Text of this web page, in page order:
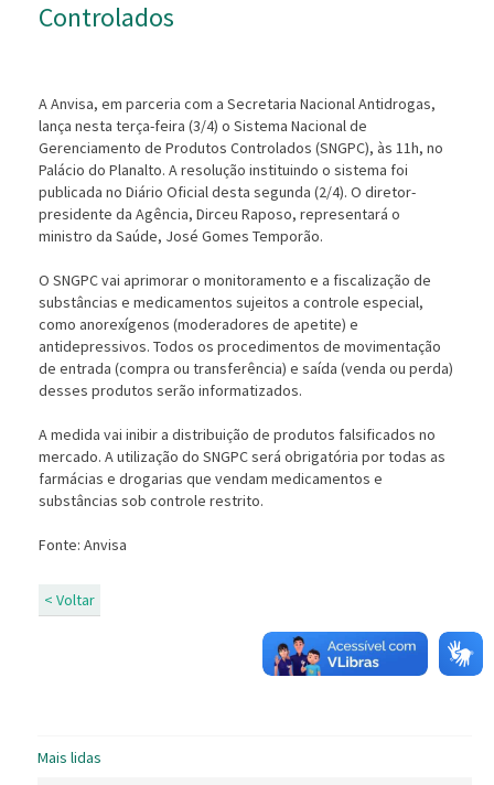
Controlados
A Anvisa, em parceria com a Secretaria Nacional Antidrogas,
lança nesta terça-feira (3/4) o Sistema Nacional de
Gerenciamento de Produtos Controlados (SNGPC), às 11h, no
Palácio do Planalto. A resolução instituindo o sistema foi
publicada no Diário Oficial desta segunda (2/4). O diretor-
presidente da Agência, Dirceu Raposo, representará o
ministro da Saúde, José Gomes Temporão.
O SNGPC vai aprimorar o monitoramento e a fiscalização de
substâncias e medicamentos sujeitos a controle especial,
como anorexígenos (moderadores de apetite) e
antidepressivos. Todos os procedimentos de movimentação
de entrada (compra ou transferência) e saída (venda ou perda)
desses produtos serão informatizados.
A medida vai inibir a distribuição de produtos falsificados no
mercado. A utilização do SNGPC será obrigatória por todas as
farmácias e drogarias que vendam medicamentos e
substâncias sob controle restrito.
Fonte: Anvisa
< Voltar
Mais lidas